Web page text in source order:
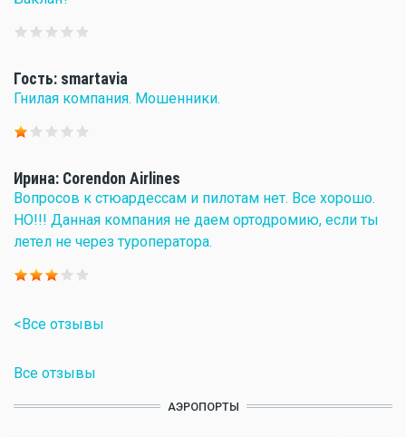
Гость: smartavia
Гнилая компания. Мошенники.
Ирина: Corendon Airlines
Вопросов к стюардессам и пилотам нет. Все хорошо.
НО!!! Данная компания не даем ортодромию, если ты
летел не через туроператора.
<Все отзывы
Все отзывы
АЭРОПОРТЫ